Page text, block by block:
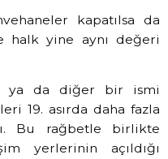
kapatılsa da
halk yine aynı değeri
ya da diğer bir ismi
19. asırda daha fazla
Bu rağbetle birlikte
yerlerinin açıldığı